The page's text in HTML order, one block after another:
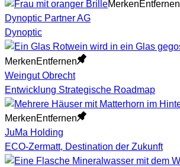
MerkenEntfernen
Dynoptic Partner AG
Dynoptic
MerkenEntfernen
Weingut Obrecht
Entwicklung Strategische Roadmap
MerkenEntfernen
JuMa Holding
ECO-Zermatt, Destination der Zukunft